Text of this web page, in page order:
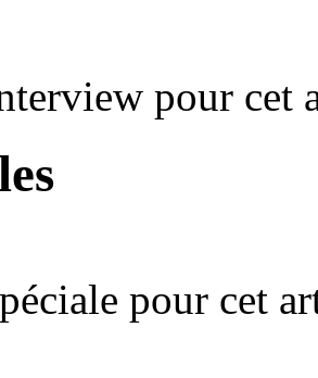
pour cet
pour cet